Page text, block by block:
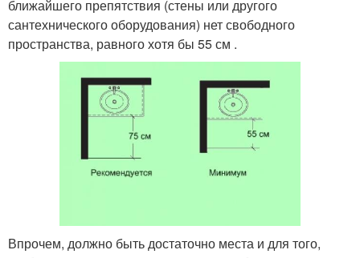
ближайшего препятствия (стены или другого
сантехнического оборудования) нет свободного
пространства, равного хотя бы 55 см .
Впрочем, должно быть достаточно места и для того,